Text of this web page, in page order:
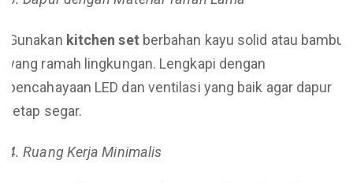
Gunakan kitchen set berbahan kayu solid atau bambu
yang ramah lingkungan. Lengkapi dengan
pencahayaan LED dan ventilasi yang baik agar dapur
tetap segar.
4. Ruang Kerja Minimalis